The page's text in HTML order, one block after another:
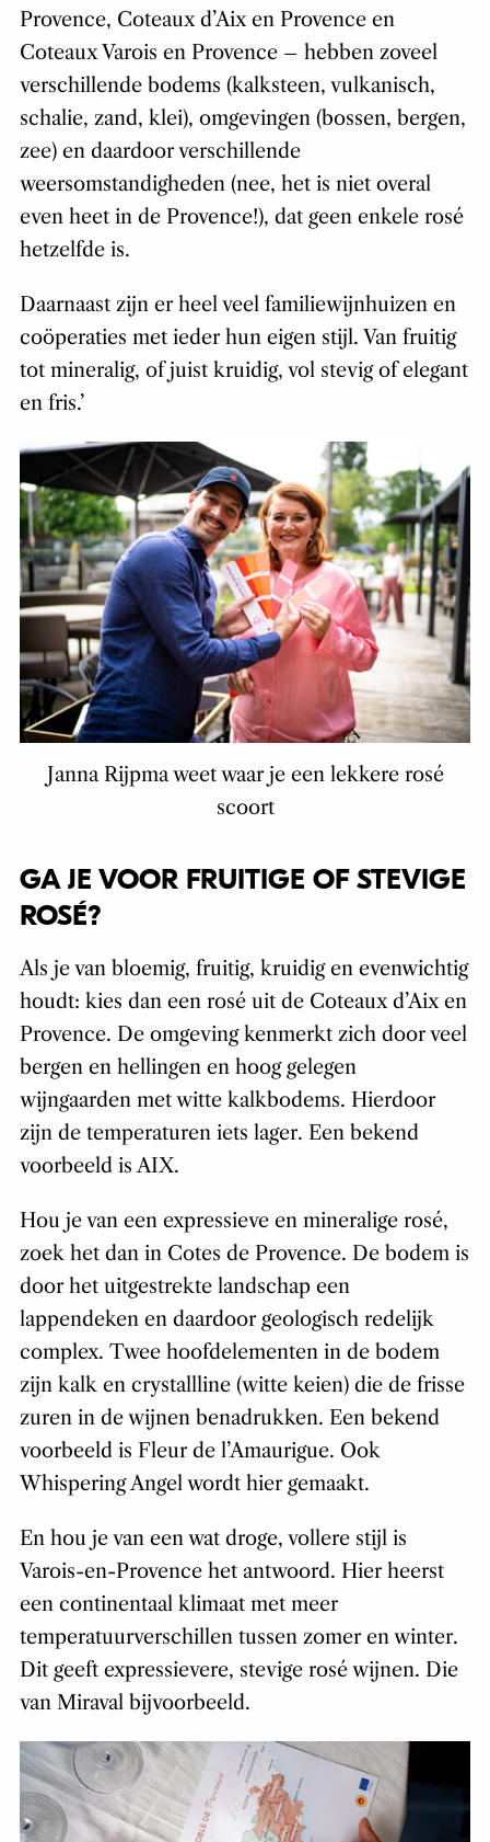
Provence, Coteaux d’Aix en Provence en
Coteaux Varois en Provence – hebben zoveel
verschillende bodems (kalksteen, vulkanisch,
schalie, zand, klei), omgevingen (bossen, bergen,
zee) en daardoor verschillende
weersomstandigheden (nee, het is niet overal
even heet in de Provence!), dat geen enkele rosé
hetzelfde is.
Daarnaast zijn er heel veel familiewijnhuizen en
coöperaties met ieder hun eigen stijl. Van fruitig
tot mineralig, of juist kruidig, vol stevig of elegant
en fris.’
Janna Rijpma weet waar je een lekkere rosé
scoort
GA JE VOOR FRUITIGE OF STEVIGE
ROSÉ?
Als je van bloemig, fruitig, kruidig en evenwichtig
houdt: kies dan een rosé uit de Coteaux d’Aix en
Provence. De omgeving kenmerkt zich door veel
bergen en hellingen en hoog gelegen
wijngaarden met witte kalkbodems. Hierdoor
zijn de temperaturen iets lager. Een bekend
voorbeeld is AIX.
Hou je van een expressieve en mineralige rosé,
zoek het dan in Cotes de Provence. De bodem is
door het uitgestrekte landschap een
lappendeken en daardoor geologisch redelijk
complex. Twee hoofdelementen in de bodem
zijn kalk en crystallline (witte keien) die de frisse
zuren in de wijnen benadrukken. Een bekend
voorbeeld is Fleur de l’Amaurigue. Ook
Whispering Angel wordt hier gemaakt.
En hou je van een wat droge, vollere stijl is
Varois-en-Provence het antwoord. Hier heerst
een continentaal klimaat met meer
temperatuurverschillen tussen zomer en winter.
Dit geeft expressievere, stevige rosé wijnen. Die
van Miraval bijvoorbeeld.